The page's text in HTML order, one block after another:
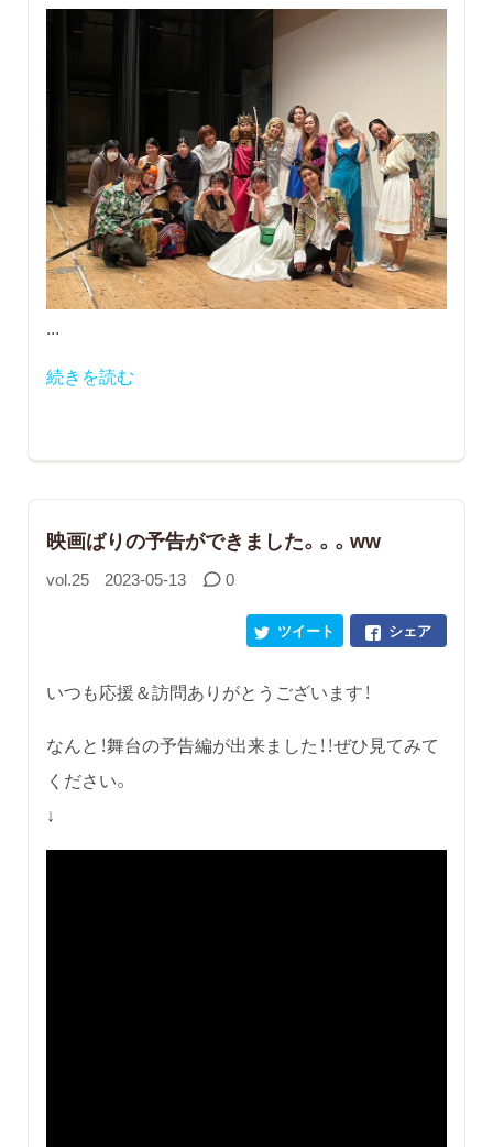
...
続きを読む
映画ばりの予告ができました。。。ww
vol.25 2023-05-13 0
シェア
ツイート
いつも応援＆訪問ありがとうございます！
なんと！舞台の予告編が出来ました！！ぜひ見てみて
ください。
↓